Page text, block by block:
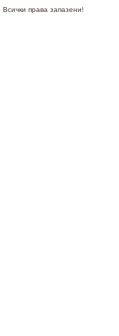
Всички права запазени!